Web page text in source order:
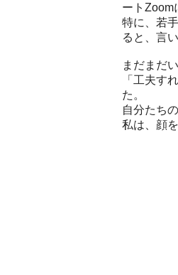
ートZoom
特に、若
ると、言
まだまだ
「工夫す
た。
自分たち
私は、顔